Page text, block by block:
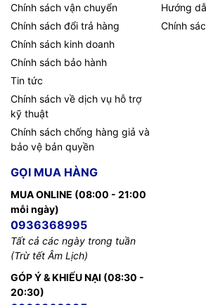
Chính sách vận chuyển
Chính sách đổi trả hàng
Chính sách kinh doanh
Chính sách bảo hành
Tin tức
Chính sách về dịch vụ hỗ trợ
kỹ thuật
Chính sách chống hàng giả và
bảo vệ bản quyền
Hướng
Chính
GỌI MUA HÀNG
MUA ONLINE (08:00 - 21:00
mỗi ngày)
0936368995
Tất cả các ngày trong tuần
(Trừ tết Âm Lịch)
GÓP Ý & KHIẾU NẠI (08:30 -
20:30)